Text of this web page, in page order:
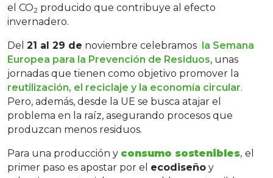
el CO2 producido que contribuye al efecto
invernadero.
Del 21 al 29 de noviembre celebramos la Semana
Europea para la Prevención de Residuos, unas
jornadas que tienen como objetivo promover la
reutilización, el reciclaje y la economía circular.
Pero, además, desde la UE se busca atajar el
problema en la raíz, asegurando procesos que
produzcan menos residuos.
Para una producción y consumo sostenibles, el
primer paso es apostar por el ecodiseño y